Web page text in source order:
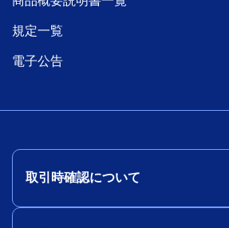
規定一覧
電子公告
取引時確認について